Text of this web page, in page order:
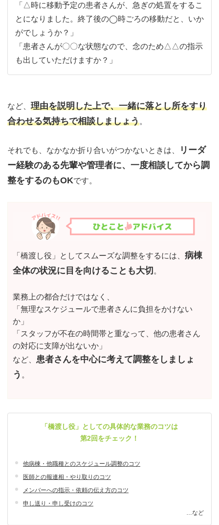
「△時に移動予定の患者さんが、急ぎの処置をするこ
とになりました。終了後の◯時ごろの移動だと、いか
がでしょうか？」
「患者さんが〇〇な状態なので、念のため△△の指示
も出していただけますか？」
など、 理由を説明した上で、一緒に落とし所をすり
合わせる気持ちで相談しましょう。
それでも、なかなか折り合いがつかないときは、
リーダ
ー経験のある先輩や管理者に、一度相談してから調
整をするのもOKです。
「橋渡し役」としてスムーズな調整をするには、 病棟
全体の状況に目を向けることも大切。
業務上の都合だけではなく、
「無理なスケジュールで患者さんに負担をかけない
か」
「スタッフが不在の時間帯と重なって、他の患者さん
の対応に支障が出ないか」
など、 患者さんを中心に考えて調整をしましょ
う 。
「橋渡し役」としての具体的な業務のコツは
第2回をチェック！
他病棟・他職種とのスケジュール調整のコツ
医師との報連相・やり取りのコツ
メンバーへの指示・依頼の伝え方のコツ
申し送り・申し受けのコツ
…など